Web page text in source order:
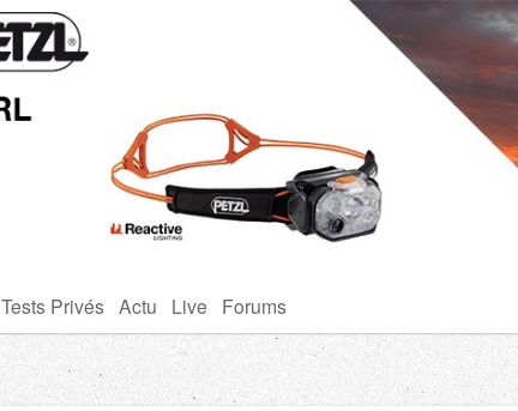
Tests Privés Actu Live Forums